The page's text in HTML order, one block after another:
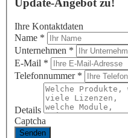
Update-Angebot zu!
Ihre Kontaktdaten
Name *
Unternehmen *
E-Mail *
Telefonnummer *
Details
Captcha